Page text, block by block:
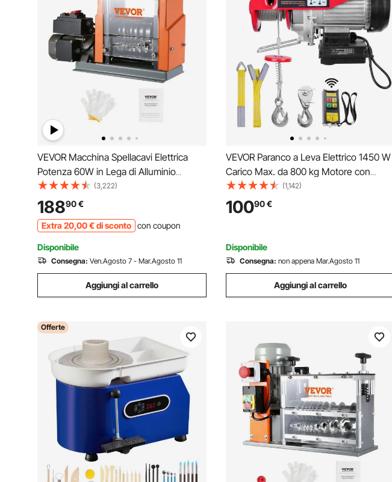
VEVOR Macchina Spellacavi Elettrica
Potenza 60W in Lega di Alluminio
Calibro tra 1,5-25 mm, Macchinetta
Spellafili Elettrica per Cablaggio Cavi
Elettrici 48 x 17 x 32cm, Macchina
Elettrica Spellacavi
(3,222)
18890€
Extra 20,00€di sconto con coupon
Disponibile
Consegna: Ven.Agosto 7 - Mar.Agosto 11
Aggiungi al carrello
VEVOR Paranco a Leva Elettrico 1450 W
Carico Max. da 800 kg Motore con
Telecomando Senza Filo Distanza da
10m, Paranco Elettrico a Leva per
Sollevamento Carico Velocità 10 m/min
(1,142)
10090€
Disponibile
Consegna: non appena Mar.Agosto 11
Aggiungi al carrello
Offerte